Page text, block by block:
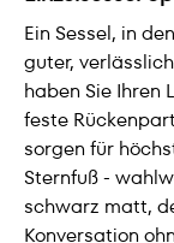
Ein Sessel, in
guter,
haben Sie Ihren
feste
sorgen für
Sternfuß -
schwarz matt,
Konversation